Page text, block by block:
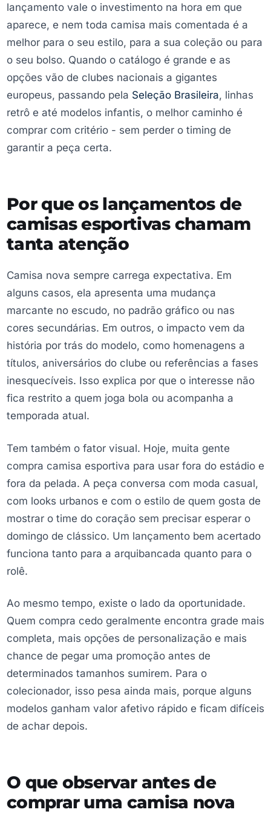
lançamento vale o investimento na hora em que
aparece, e nem toda camisa mais comentada é a
melhor para o seu estilo, para a sua coleção ou para
o seu bolso. Quando o catálogo é grande e as
opções vão de clubes nacionais a gigantes
europeus, passando pela Seleção Brasileira, linhas
retrô e até modelos infantis, o melhor caminho é
comprar com critério - sem perder o timing de
garantir a peça certa.
Por que os lançamentos de
camisas esportivas chamam
tanta atenção
Camisa nova sempre carrega expectativa. Em
alguns casos, ela apresenta uma mudança
marcante no escudo, no padrão gráfico ou nas
cores secundárias. Em outros, o impacto vem da
história por trás do modelo, como homenagens a
títulos, aniversários do clube ou referências a fases
inesquecíveis. Isso explica por que o interesse não
fica restrito a quem joga bola ou acompanha a
temporada atual.
Tem também o fator visual. Hoje, muita gente
compra camisa esportiva para usar fora do estádio e
fora da pelada. A peça conversa com moda casual,
com looks urbanos e com o estilo de quem gosta de
mostrar o time do coração sem precisar esperar o
domingo de clássico. Um lançamento bem acertado
funciona tanto para a arquibancada quanto para o
rolê.
Ao mesmo tempo, existe o lado da oportunidade.
Quem compra cedo geralmente encontra grade mais
completa, mais opções de personalização e mais
chance de pegar uma promoção antes de
determinados tamanhos sumirem. Para o
colecionador, isso pesa ainda mais, porque alguns
modelos ganham valor afetivo rápido e ficam difíceis
de achar depois.
O que observar antes de
comprar uma camisa nova